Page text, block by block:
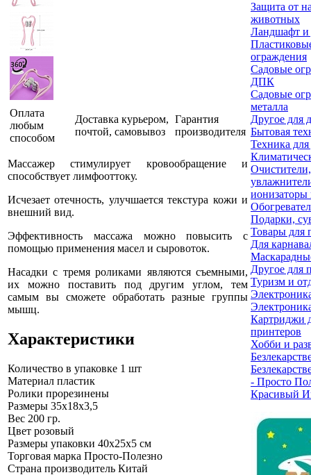
Оплата
любым
способом
Доставка курьером,
почтой, самовывоз
Гарантия
производителя
Массажер стимулирует кровообращение и
способствует лимфооттоку.
Исчезает отечность, улучшается текстура кожи и
внешний вид.
Эффективность массажа можно повысить с
помощью применения масел и сыровоток.
Насадки с тремя роликами являются съемными,
их можно поставить под другим углом, тем
самым вы сможете обработать разные группы
мышц.
Характеристики
Количество в упаковке 1 шт
Материал пластик
Ролики прорезинены
Размеры 35х18х3,5
Вес 200 гр.
Цвет розовый
Размеры упаковки 40х25х5 см
Торговая марка Просто-Полезно
Страна производитель Китай
Защита от
животных
Ландшафт и
ограждения
Садовые
ДПК
Садовые
металла
Другое для
Бытовая
Техника
Очистители,
ионизаторы
Подарки,
Товары для
Для
Другое для
Туризм и
Картриджи
принтеров
Хобби и
- Просто
Красивый